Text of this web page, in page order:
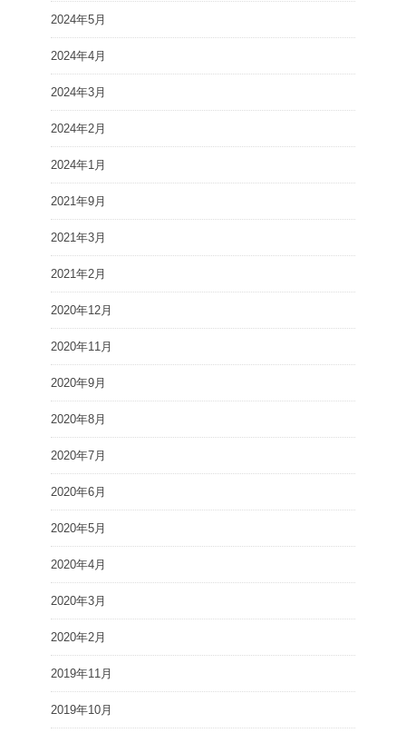
2024年5月
2024年4月
2024年3月
2024年2月
2024年1月
2021年9月
2021年3月
2021年2月
2020年12月
2020年11月
2020年9月
2020年8月
2020年7月
2020年6月
2020年5月
2020年4月
2020年3月
2020年2月
2019年11月
2019年10月